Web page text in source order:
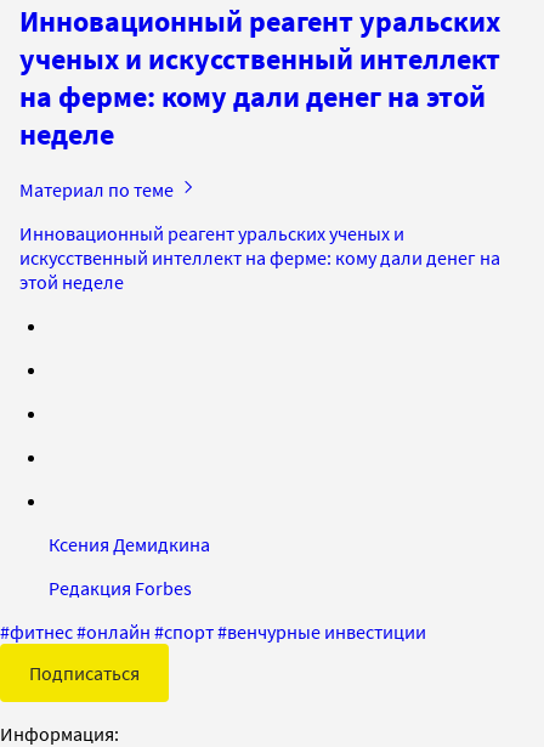
Инновационный реагент уральских
ученых и искусственный интеллект
на ферме: кому дали денег на этой
неделе
Материал по теме
Инновационный реагент уральских ученых и
искусственный интеллект на ферме: кому дали денег на
этой неделе
Ксения Демидкина
Редакция Forbes
#фитнес#онлайн #спорт#венчурные инвестиции
Подписаться
Информация: